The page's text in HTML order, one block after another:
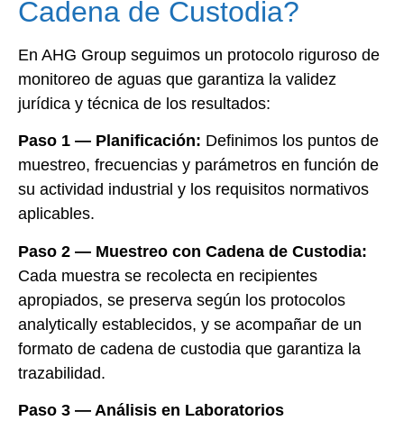
Cadena de Custodia?
En AHG Group seguimos un protocolo riguroso de
monitoreo de aguas que garantiza la validez
jurídica y técnica de los resultados:
Paso 1 — Planificación: Definimos los puntos de
muestreo, frecuencias y parámetros en función de
su actividad industrial y los requisitos normativos
aplicables.
Paso 2 — Muestreo con Cadena de Custodia:
Cada muestra se recolecta en recipientes
apropiados, se preserva según los protocolos
analytically establecidos, y se acompañar de un
formato de cadena de custodia que garantiza la
trazabilidad.
Paso 3 — Análisis en Laboratorios